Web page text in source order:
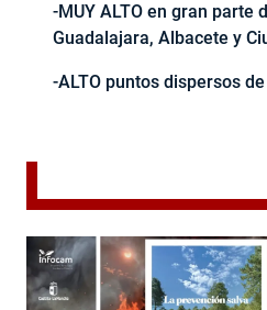
-MUY ALTO en gran parte
Guadalajara, Albacete y
-ALTO puntos dispersos